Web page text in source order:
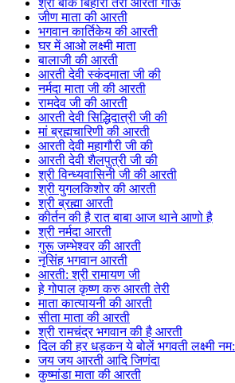
श्री बांके बिहारी तेरी आरती गाऊं
जीण माता की आरती
भगवान कार्तिकेय की आरती
घर में आओ लक्ष्मी माता
बालाजी की आरती
आरती देवी स्कंदमाता जी की
नर्मदा माता जी की आरती
रामदेव जी की आरती
आरती देवी सिद्धिदात्री जी की
मां ब्रह्मचारिणी की आरती
आरती देवी महागौरी जी की
आरती देवी शैलपुत्री जी की
श्री विन्ध्यवासिनी जी की आरती
श्री युगलकिशोर की आरती
श्री ब्रह्मा आरती
कीर्तन की है रात बाबा आज थाने आणो है
श्री नर्मदा आरती
गुरू जम्भेश्वर की आरती
नृसिंह भगवान आरती
आरती: श्री रामायण जी
हे गोपाल कृष्ण करु आरती तेरी
माता कात्यायनी की आरती
सीता माता की आरती
श्री रामचंद्र भगवान की है आरती
दिल की हर धड़कन ये बोलें भगवती लक्ष्मी नम:
जय जय आरती आदि जिणंदा
कुष्मांडा माता की आरती